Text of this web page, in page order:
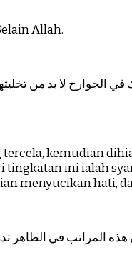
Allah.
في الجوارح لا بد من
kemudian
tingkatan ini ialah
menyucikan hati,
المراتب في الظاهر